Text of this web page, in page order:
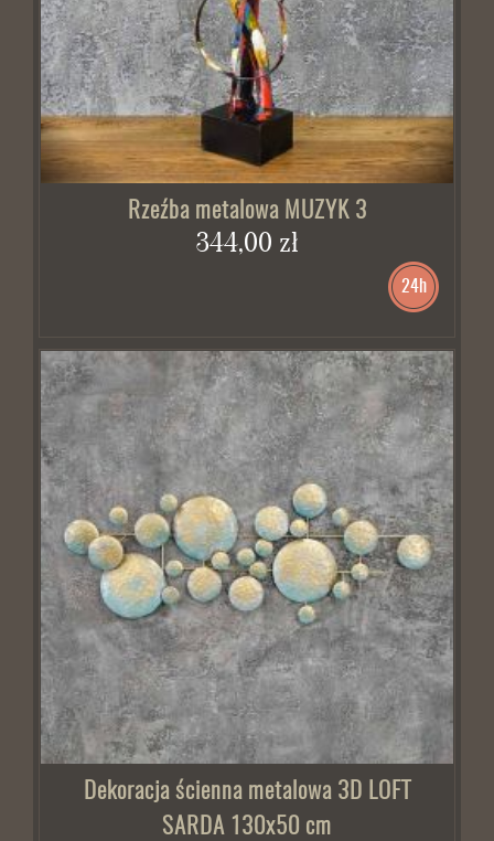
Rzeźba metalowa MUZYK 3
344,00 zł
24h
Dekoracja ścienna metalowa 3D LOFT
SARDA 130x50 cm